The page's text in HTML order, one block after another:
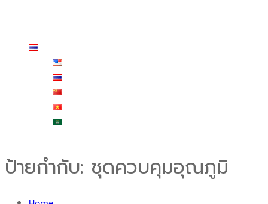
ป้ายกำกับ: ชุดควบคุมอุณภูมิ